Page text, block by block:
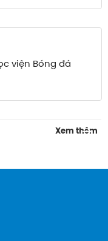
viện Bóng đá
Xem thêm